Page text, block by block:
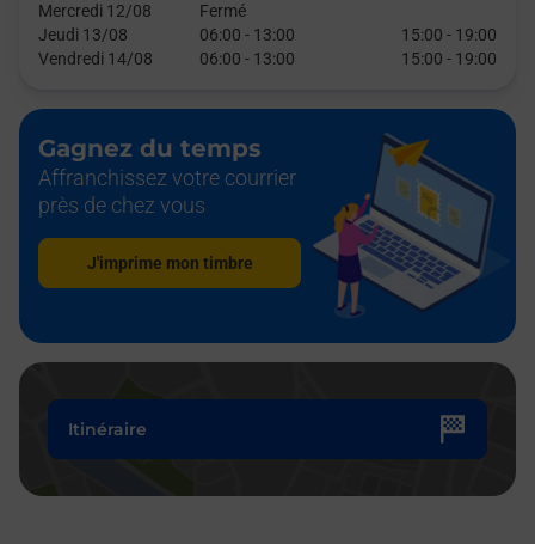
Mercredi 12/08
Fermé
Jeudi 13/08
06:00 - 13:00 15:00 - 19:00
Vendredi 14/08
06:00 - 13:00 15:00 - 19:00
Gagnez du temps
Affranchissez votre courrier
près de chez vous
J'imprime mon timbre
Itinéraire